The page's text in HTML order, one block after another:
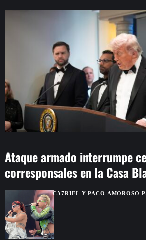
Ataque armado interrumpe
corresponsales en la Casa
WashingtonCA7RIEL Y PACO AMOROSO
BOLETOS A REUNIR 15.000